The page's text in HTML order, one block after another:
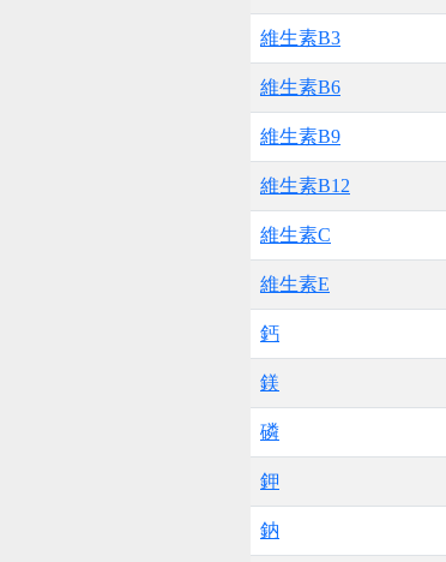
維生素B3
維生素B6
維生素B9
維生素B12
維生素C
維生素E
鈣
鎂
磷
鉀
鈉